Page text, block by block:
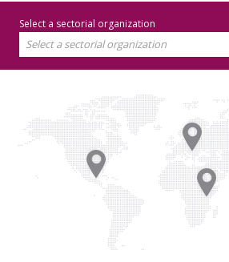
Select a sectorial organization
Select a sectorial organization